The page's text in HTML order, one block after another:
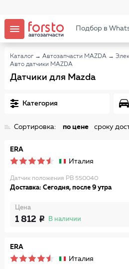
Подбор в
Каталог → Автозапчасти MAZDA →
Авто датчики MAZDA
Датчики для Mazda
Категория
Сортировка: по цене сроку
ERA
Италия
Датчик положения РВ 550040
Доставка: Сегодня, после 9 утра
Цена
1 812 В наличии
ERA
Италия